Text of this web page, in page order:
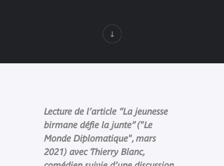
Lecture de l’article “La jeunesse
birmane défie la junte” ("Le
Monde Diplomatique", mars
2021) avec Thierry Blanc,